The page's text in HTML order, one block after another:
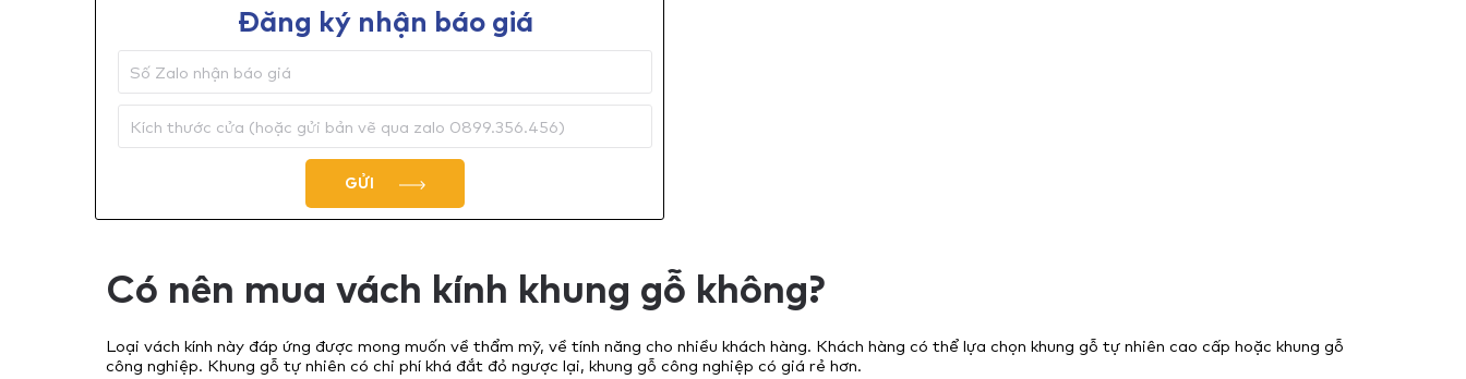
Đăng ký nhận báo giá
GỬI
Có nên mua vách kính khung gỗ không?
Loại vách kính này đáp ứng được mong muốn về thẩm mỹ, về tính năng cho nhiều khách hàng. Khách hàng có thể lựa chọn khung gỗ tự nhiên cao cấp hoặc khung gỗ
công nghiệp. Khung gỗ tự nhiên có chi phí khá đắt đỏ ngược lại, khung gỗ công nghiệp có giá rẻ hơn.